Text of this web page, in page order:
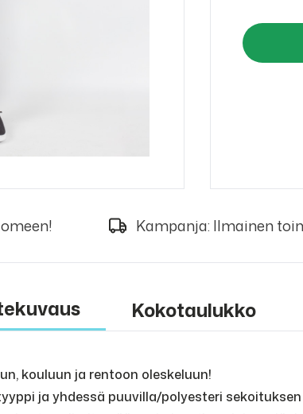
Kampanja: Ilmainen
Kokotaulukko
kouluun ja rentoon oleskeluun!
ja yhdessä puuvilla/polyesteri